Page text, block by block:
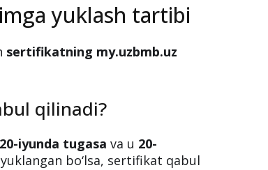
yuklash tartibi
sertifikatning my.uzbmb.uz
qilinadi?
20-iyunda tugasa va u 20-
bo‘lsa, sertifikat qabul